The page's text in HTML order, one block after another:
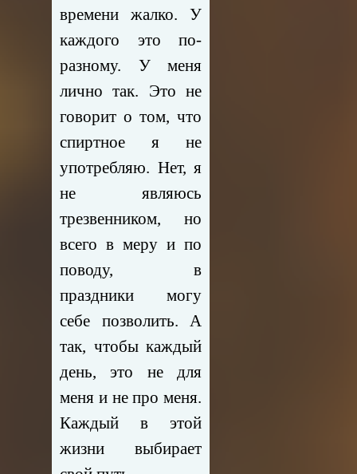
времени жалко. У
каждого это по-
разному. У меня
лично так. Это не
говорит о том, что
спиртное я не
употребляю. Нет, я
не являюсь
трезвенником, но
всего в меру и по
поводу, в
праздники могу
себе позволить. А
так, чтобы каждый
день, это не для
меня и не про меня.
Каждый в этой
жизни выбирает